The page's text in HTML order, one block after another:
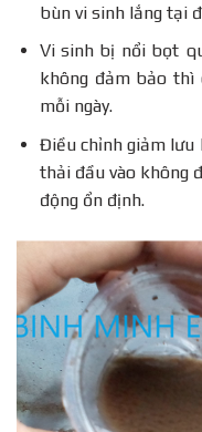
bùn vi sinh lắng tại
Vi sinh bị nổi bọt
không đảm bảo thì
mỗi ngày.
Điều chỉnh giảm lưu
thải đầu vào không
động ổn định.